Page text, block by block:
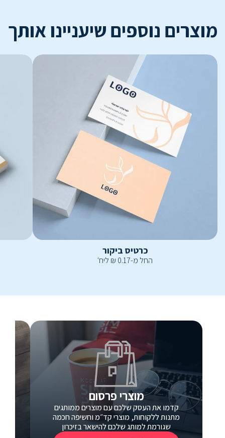
מוצרים נוספים שיעניינו אותך
כרטיס ביקור
החל מ-0.17
₪ ליח'
מוצרי פרסום
קדמו את העסק שלכם עם מוצרים ממותגים
מתנות ללקוחות, מוצרי קד״מ וחשיפה חכמה
שגורמת למותג שלכם להישאר בזיכרון